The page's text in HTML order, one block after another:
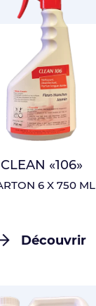
CLEAN «106»
6 X 750 ML
Découvrir